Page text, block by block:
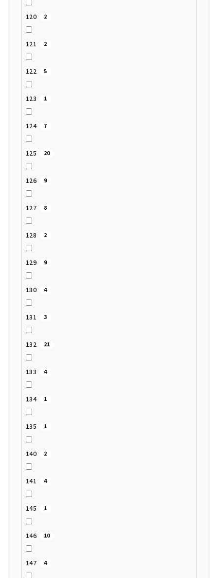
120 2
121 2
122 5
123 1
124 7
125 20
126 9
127 8
128 2
129 9
130 4
131 3
132 21
133 4
134 1
135 1
140 2
141 4
145 1
146 10
147 4